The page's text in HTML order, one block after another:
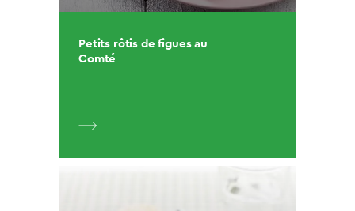
Petits rôtis de figues au
Comté